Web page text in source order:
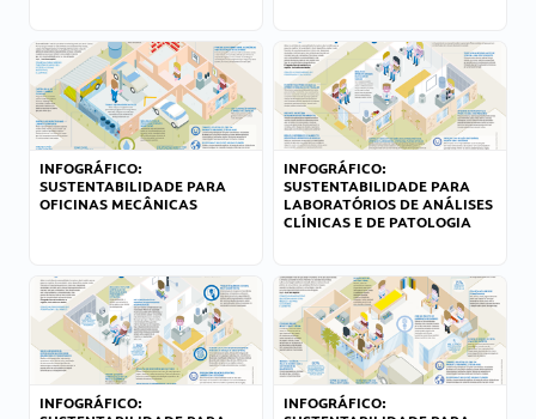
INFOGRÁFICO:
SUSTENTABILIDADE PARA
OFICINAS MECÂNICAS
INFOGRÁFICO:
SUSTENTABILIDADE PARA
LABORATÓRIOS DE ANÁLISES
CLÍNICAS E DE PATOLOGIA
INFOGRÁFICO:
INFOGRÁFICO: